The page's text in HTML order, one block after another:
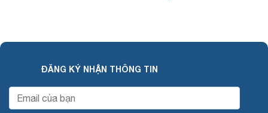
ĐĂNG KÝ NHẬN THÔNG TIN